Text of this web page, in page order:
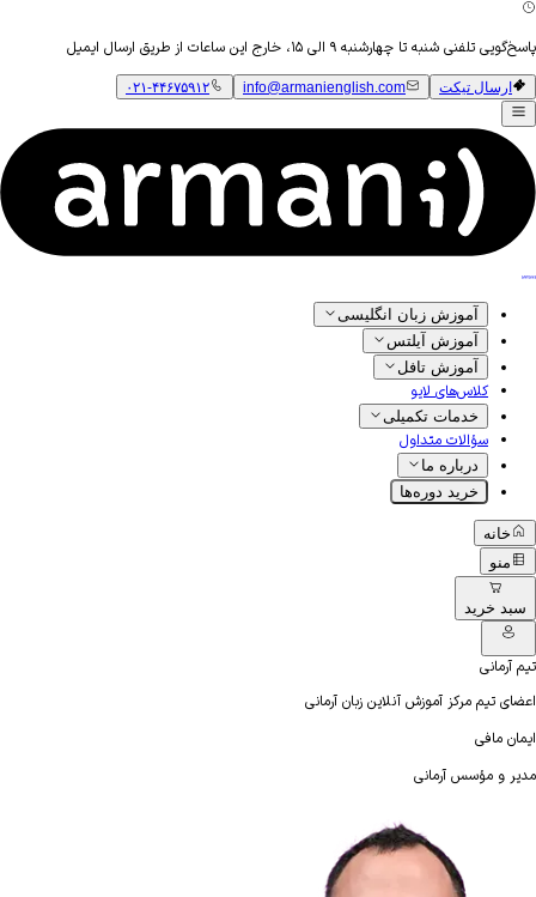
پاسخ‌گویی تلفنی شنبه تا چهارشنبه ۹ الی ۱۵، خارج این ساعات از طریق ارسال ایمیل
ارسال تیکت info@armanienglish.com ۰۲۱-۴۴۶۷۵۹۱۲
آموزش زبان انگلیسی
آموزش آیلتس
آموزش تافل
کلاس‌های لایو
خدمات تکمیلی
سؤالات متداول
درباره ما
خرید دوره‌ها
خانه
منو
سبد خرید
تیم آرمانی
اعضای تیم مرکز آموزش آنلاین زبان آرمانی
ایمان مافی
مدیر و مؤسس آرمانی